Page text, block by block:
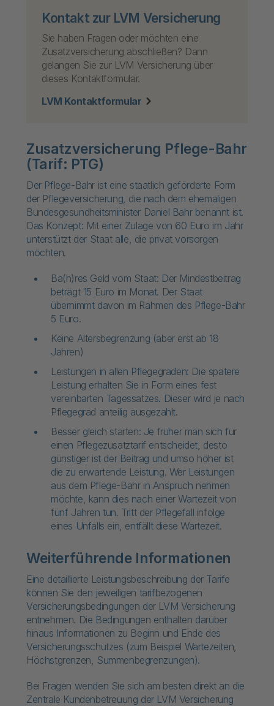
Kontakt zur LVM Versicherung
Sie haben Fragen oder möchten eine
Zusatzversicherung abschließen? Dann
gelangen Sie zur LVM Versicherung über
dieses Kontaktformular.
LVM Kontaktformular
Zusatzversicherung Pflege-Bahr
(Tarif: PTG)
Der Pflege-Bahr ist eine staatlich geförderte Form
der Pflegeversicherung, die nach dem ehemaligen
Bundesgesundheitsminister Daniel Bahr benannt ist.
Das Konzept: Mit einer Zulage von 60 Euro im Jahr
unterstützt der Staat alle, die privat vorsorgen
möchten.
Ba(h)res Geld vom Staat: Der Mindestbeitrag
beträgt 15 Euro im Monat. Der Staat
übernimmt davon im Rahmen des Pflege-Bahr
5 Euro.
Keine Altersbegrenzung (aber erst ab 18
Jahren)
Leistungen in allen Pflegegraden: Die spätere
Leistung erhalten Sie in Form eines fest
vereinbarten Tagessatzes. Dieser wird je nach
Pflegegrad anteilig ausgezahlt.
Besser gleich starten: Je früher man sich für
einen Pflegezusatztarif entscheidet, desto
günstiger ist der Beitrag und umso höher ist
die zu erwartende Leistung. Wer Leistungen
aus dem Pflege-Bahr in Anspruch nehmen
möchte, kann dies nach einer Wartezeit von
fünf Jahren tun. Tritt der Pflegefall infolge
eines Unfalls ein, entfällt diese Wartezeit.
Weiterführende Informationen
Eine detaillierte Leistungsbeschreibung der Tarife
können Sie den jeweiligen tarifbezogenen
Versicherungsbedingungen der LVM Versicherung
entnehmen. Die Bedingungen enthalten darüber
hinaus Informationen zu Beginn und Ende des
Versicherungsschutzes (zum Beispiel Wartezeiten,
Höchstgrenzen, Summenbegrenzungen).
Bei Fragen wenden Sie sich am besten direkt an die
Zentrale Kundenbetreuung der LVM Versicherung